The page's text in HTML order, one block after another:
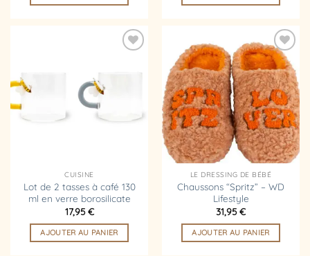
CUISINE
Lot de 2 tasses à café 130
ml en verre borosilicate
17,95€
AJOUTER AU PANIER
Ajouter
à la
liste
d’envies
LE DRESSING DE BÉBÉ
Chaussons “Spritz” – WD
Lifestyle
31,95€
AJOUTER AU PANIER